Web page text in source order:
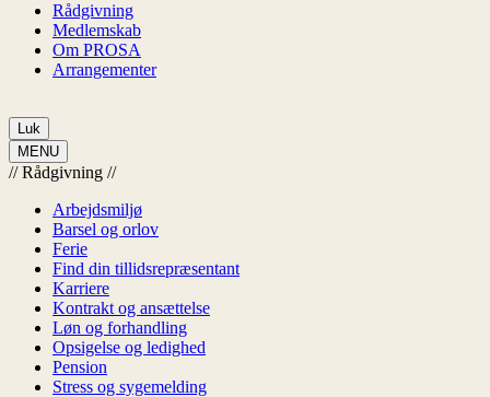
Rådgivning
Medlemskab
Om PROSA
Arrangementer
Luk
MENU
// Rådgivning //
Arbejdsmiljø
Barsel og orlov
Ferie
Find din tillidsrepræsentant
Karriere
Kontrakt og ansættelse
Løn og forhandling
Opsigelse og ledighed
Pension
Stress og sygemelding